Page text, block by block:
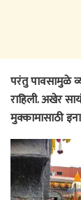
परंतु पावसामुळे
राहिली. अखेर
मुक्कामासाठी